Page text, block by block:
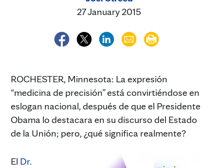
27 January 2015
ROCHESTER, Minnesota: La expresión
“medicina de precisión” está convirtiéndose en
eslogan nacional, después de que el Presidente
Obama lo destacara en su discurso del Estado
de la Unión; pero, ¿qué significa realmente?
El Dr.